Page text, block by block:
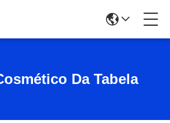
Da Tabela